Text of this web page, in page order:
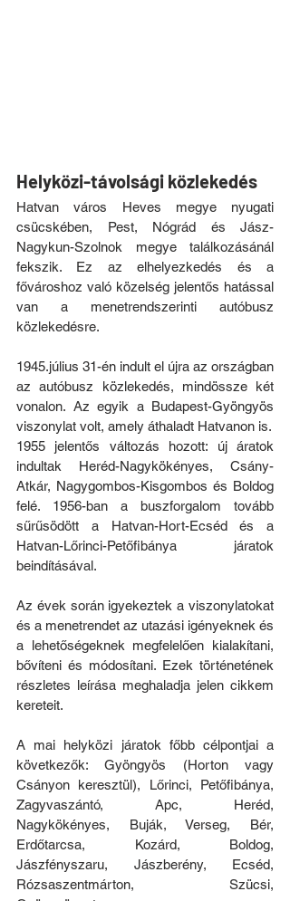
Helyközi-távolsági közlekedés
Hatvan város Heves megye nyugati
csücskében, Pest, Nógrád és Jász-
Nagykun-Szolnok megye találkozásánál
fekszik. Ez az elhelyezkedés és a
fővároshoz való közelség jelentős hatással
van a menetrendszerinti autóbusz
közlekedésre.
1945.július 31-én indult el újra az országban
az autóbusz közlekedés, mindössze két
vonalon. Az egyik a Budapest-Gyöngyös
viszonylat volt, amely áthaladt Hatvanon is.
1955 jelentős változás hozott: új áratok
indultak Heréd-Nagykökényes, Csány-
Atkár, Nagygombos-Kisgombos és Boldog
felé. 1956-ban a buszforgalom tovább
sűrűsödött a Hatvan-Hort-Ecséd és a
Hatvan-Lőrinci-Petőfibánya járatok
beindításával.
Az évek során igyekeztek a viszonylatokat
és a menetrendet az utazási igényeknek és
a lehetőségeknek megfelelően kialakítani,
bővíteni és módosítani. Ezek történetének
részletes leírása meghaladja jelen cikkem
kereteit.
A mai helyközi járatok főbb célpontjai a
következők: Gyöngyös (Horton vagy
Csányon keresztül), Lőrinci, Petőfibánya,
Zagyvaszántó, Apc, Heréd,
Nagykökényes, Buják, Verseg, Bér,
Erdőtarcsa, Kozárd, Boldog,
Jászfényszaru, Jászberény, Ecséd,
Rózsaszentmárton, Szücsi,